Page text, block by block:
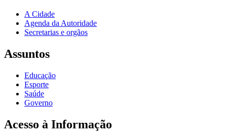
A Cidade
Agenda da Autoridade
Secretarias e orgãos
Assuntos
Educação
Esporte
Saúde
Governo
Acesso à Informação